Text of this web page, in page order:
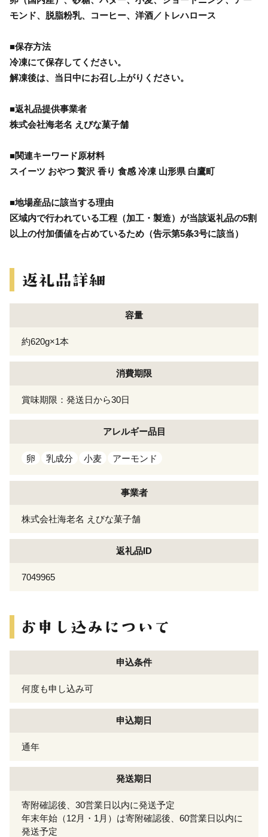
モンド、脱脂粉乳、コーヒー、洋酒／トレハロース
■保存方法
冷凍にて保存してください。
解凍後は、当日中にお召し上がりください。
■返礼品提供事業者
株式会社海老名 えびな菓子舗
■関連キーワード原材料
スイーツ おやつ 贅沢 香り 食感 冷凍 山形県 白鷹町
■地場産品に該当する理由
区域内で行われている工程（加工・製造）が当該返礼品の5割
以上の付加価値を占めているため（告示第5条3号に該当）
容量
約620g×1本
消費期限
賞味期限：発送日から30日
アレルギー品目
卵 乳成分 小麦 アーモンド
事業者
株式会社海老名 えびな菓子舗
返礼品ID
7049965
申込条件
何度も申し込み可
申込期日
通年
発送期日
寄附確認後、30営業日以内に発送予定
年末年始（12月・1月）は寄附確認後、60営業日以内に
発送予定